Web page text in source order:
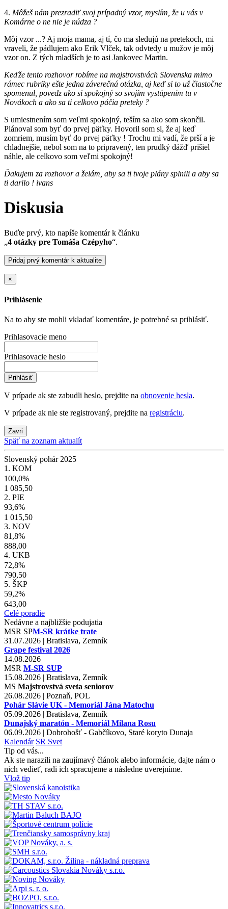
4. Môžeš nám prezradiť svoj prípadný vzor, myslím, že u vás v
Komárne o ne nie je núdza ?
Môj vzor ...? Aj moja mama, aj tí, čo ma sledujú na pretekoch, mi
vraveli, že pádlujem ako Erik Vlček, tak odvtedy u mužov je môj
vzor on. Z tých mladších je to asi Jankovec Martin.
Keďže tento rozhovor robíme na majstrovstvách Slovenska mimo
rámec rubriky ešte jedna záverečná otázka, aj keď si to už čiastočne
spomenul, povedz ako si spokojný so svojím vystúpením tu v
Novákoch a ako sa ti celkovo páčia preteky ?
S umiestnením som veľmi spokojný, teším sa ako som skončil.
Plánoval som byť do prvej päťky. Hovoril som si, že aj keď
zomriem, musím byť do prvej päťky ! Trochu mi vadí, že prší a je
chladnejšie, nebol som na to pripravený, ten prudký dážď prišiel
náhle, ale celkovo som veľmi spokojný!
Ďakujem za rozhovor a želám, aby sa ti tvoje plány splnili a aby sa
ti darilo ! ivans
Diskusia
Buďte prvý, kto napíše komentár k článku
„4 otázky pre Tomáša Czépyho“.
Pridaj prvý komentár k aktualite
×
Prihlásenie
Na to aby ste mohli vkladať komentáre, je potrebné sa prihlásiť.
Prihlasovacie meno
Prihlasovacie heslo
Prihlásiť
V prípade ak ste zabudli heslo, prejdite na obnovenie hesla.
V prípade ak nie ste registrovaný, prejdite na registráciu.
Zavri
Späť na zoznam aktualít
Slovenský pohár 2025
1. KOM
100,0%
1 085,50
2. PIE
93,6%
1 015,50
3. NOV
81,8%
888,00
4. UKB
72,8%
790,50
5. ŠKP
59,2%
643,00
Celé poradie
Nedávne a najbližšie podujatia
MSR SPM-SR krátke trate
31.07.2026 | Bratislava, Zemník
Grape festival 2026
14.08.2026
MSR M-SR SUP
15.08.2026 | Bratislava, Zemník
MS Majstrovstvá sveta seniorov
26.08.2026 | Poznaň, POL
Pohár Slávie UK - Memoriál Jána Matochu
05.09.2026 | Bratislava, Zemník
Dunajský maratón - Memoriál Milana Rosu
06.09.2026 | Dobrohošť - Gabčíkovo, Staré koryto Dunaja
Kalendár SR Svet
Tip od vás...
Ak ste narazili na zaujímavý článok alebo informácie, dajte nám o
nich vedieť, radi ich spracujeme a následne uverejníme.
Vlož tip